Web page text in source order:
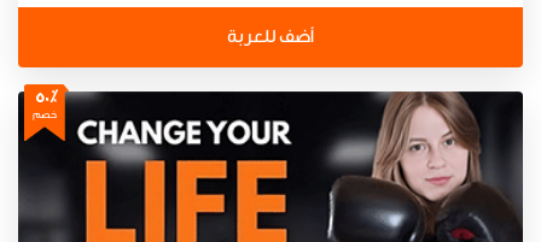
أضف للعربة
50٪
خصم